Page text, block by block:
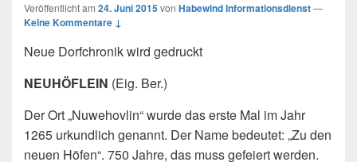
Veröffentlicht am 24. Juni 2015von Habewind Informationsdienst—
Keine Kommentare ↓
Neue Dorfchronik wird gedruckt
NEUHÖFLEIN (Eig. Ber.)
Der Ort „Nuwehovlin“ wurde das erste Mal im Jahr
1265 urkundlich genannt. Der Name bedeutet: „Zu den
neuen Höfen“. 750 Jahre, das muss gefeiert werden.